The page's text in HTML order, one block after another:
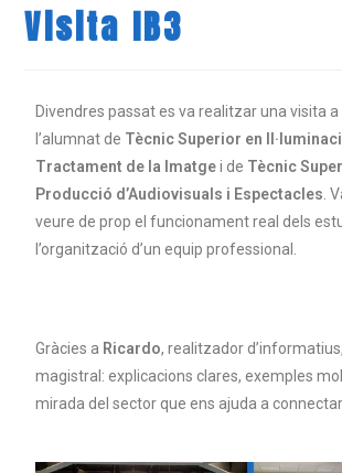
Visita IB3
Divendres passat es va realitzar una visita a
l’alumnat de Tècnic Superior en
Tractament de la Imatgei de Tècnic
Producció d’Audiovisuals i Espectacles .
veure de prop el funcionament real dels
l’organització d’un equip professional.
Gràcies a Ricardo, realitzador
magistral: explicacions clares, exemples
mirada del sector que ens ajuda a